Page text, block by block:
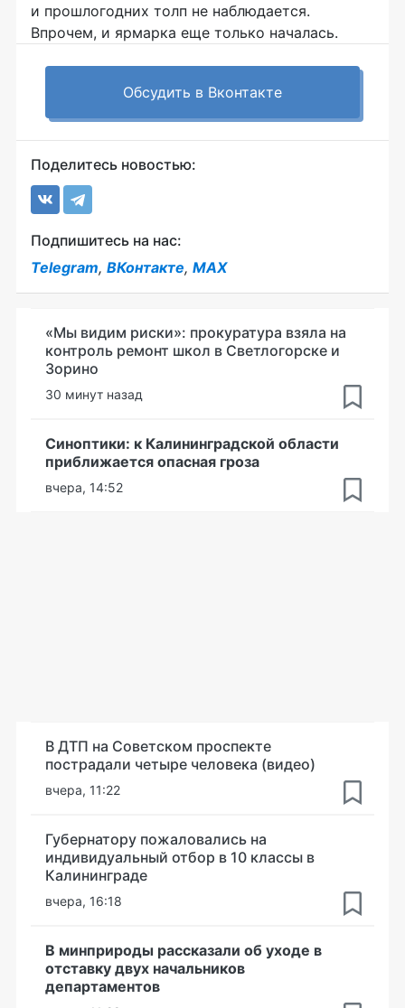
и прошлогодних толп не наблюдается.
Впрочем, и ярмарка еще только началась.
Обсудить в Вконтакте
Поделитесь новостью:
Подпишитесь на нас:
Telegram, ВКонтакте, MAX
«Мы видим риски»: прокуратура взяла на
контроль ремонт школ в Светлогорске и
Зорино
30 минут назад
Синоптики: к Калининградской области
приближается опасная гроза
вчера, 14:52
В ДТП на Советском проспекте
пострадали четыре человека (видео)
вчера, 11:22
Губернатору пожаловались на
индивидуальный отбор в 10 классы в
Калининграде
вчера, 16:18
В минприроды рассказали об уходе в
отставку двух начальников
департаментов